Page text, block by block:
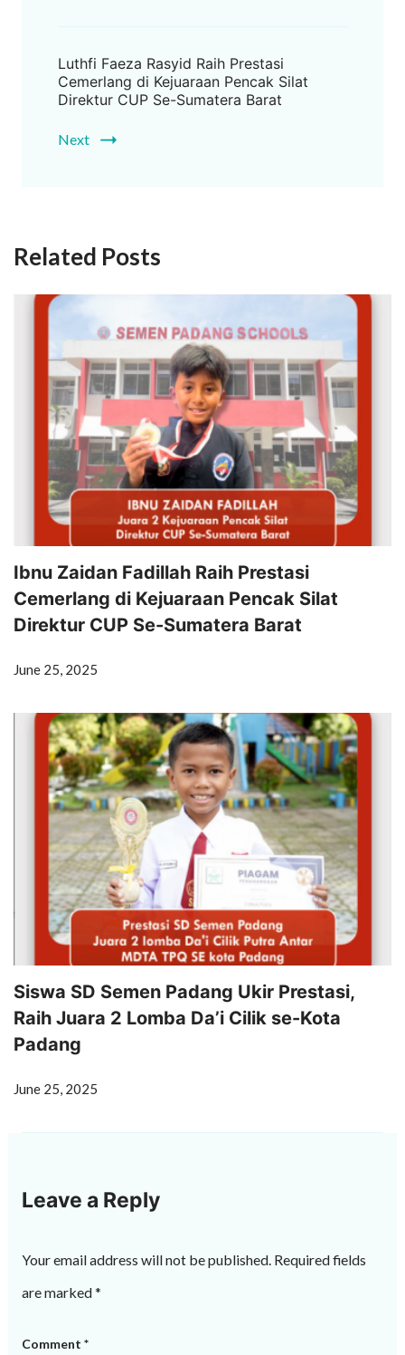
Luthfi Faeza Rasyid Raih Prestasi
Cemerlang di Kejuaraan Pencak Silat
Direktur CUP Se-Sumatera Barat
Next
Related Posts
Ibnu Zaidan Fadillah Raih Prestasi
Cemerlang di Kejuaraan Pencak Silat
Direktur CUP Se-Sumatera Barat
June 25, 2025
Siswa SD Semen Padang Ukir Prestasi,
Raih Juara 2 Lomba Da’i Cilik se-Kota
Padang
June 25, 2025
Leave a Reply
Your email address will not be published. Required fields
are marked*
Comment *